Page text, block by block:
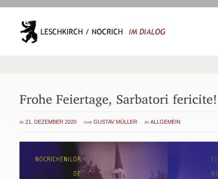
in 21. DEZEMBER 2020 von GUSTAV MÜLLER in ALLGEMEIN